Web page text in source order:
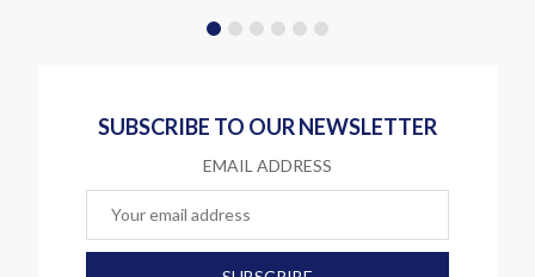
SUBSCRIBE TO OUR NEWSLETTER
EMAIL ADDRESS